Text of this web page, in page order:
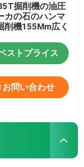
掘削機の油圧
カの石のハンマ
削機155Mm広く
ストプライス
お問い合わせ